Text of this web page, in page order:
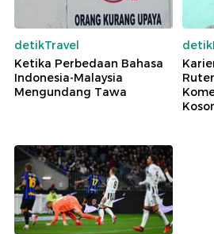
detikTravel
Ketika Perbedaan Bahasa
Indonesia-Malaysia
Mengundang Tawa